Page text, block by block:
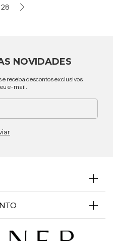
28
NOVIDADES
receba descontos exclusivos
e-mail.